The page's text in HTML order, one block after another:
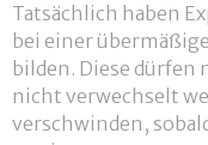
Tatsächlich haben
bei einer
bilden. Diese dürfen
nicht verwechselt
verschwinden,